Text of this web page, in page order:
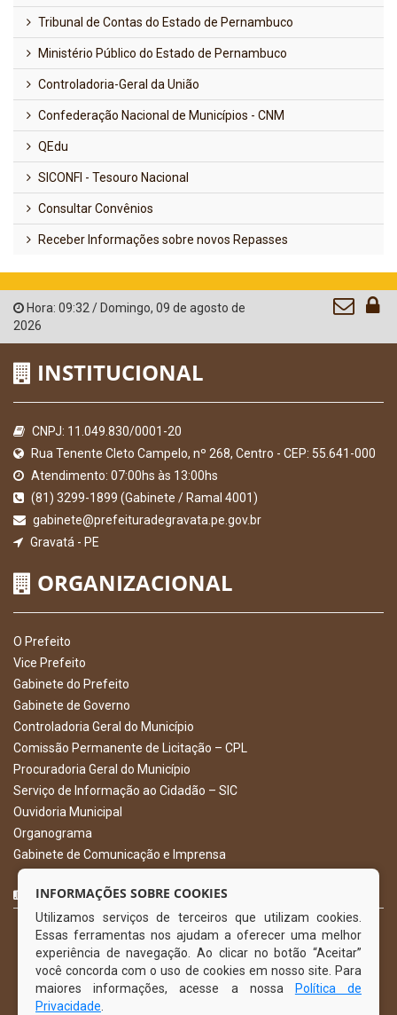
Tribunal de Contas do Estado de Pernambuco
Ministério Público do Estado de Pernambuco
Controladoria-Geral da União
Confederação Nacional de Municípios - CNM
QEdu
SICONFI - Tesouro Nacional
Consultar Convênios
Receber Informações sobre novos Repasses
Hora: 09:32 / Domingo, 09 de agosto de
2026
INSTITUCIONAL
CNPJ: 11.049.830/0001-20
Rua Tenente Cleto Campelo, nº 268, Centro - CEP: 55.641-000
Atendimento: 07:00hs às 13:00hs
(81) 3299-1899 (Gabinete / Ramal 4001)
gabinete@prefeituradegravata.pe.gov.br
Gravatá - PE
ORGANIZACIONAL
O Prefeito
Vice Prefeito
Gabinete do Prefeito
Gabinete de Governo
Controladoria Geral do Município
Comissão Permanente de Licitação – CPL
Procuradoria Geral do Município
Serviço de Informação ao Cidadão – SIC
Ouvidoria Municipal
Organograma
Gabinete de Comunicação e Imprensa
CURTA NOSSA FAN PAGE
INFORMAÇÕES SOBRE COOKIES
Utilizamos serviços de terceiros que utilizam cookies.
Essas ferramentas nos ajudam a oferecer uma melhor
experiência de navegação. Ao clicar no botão “Aceitar”
você concorda com o uso de cookies em nosso site. Para
maiores informações, acesse a nossa
Política de
Privacidade